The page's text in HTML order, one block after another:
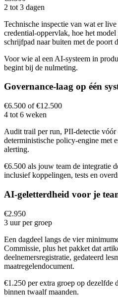
2 tot 3 dagen
Technische inspectie van wat er
credential-oppervlak, hoe het
schrijfpad naar buiten met de poort
Voor wie al een AI-systeem in
begint bij de nulmeting.
Governance-laag op één
€6.500 of €12.500
4 tot 6 weken
Audit trail per run, PII-detectie vóór
deterministische policy-engine met
alerting.
€6.500 als jouw team de integratie
inclusief koppelingen, tests en
AI-geletterdheid voor je
€2.950
3 uur per groep
Een dagdeel langs de vier
Commissie, plus het pakket dat
deelnemersregistratie, gedateerd
maatregelendocument.
€1.250 per extra groep op dezelfde
binnen twaalf maanden.